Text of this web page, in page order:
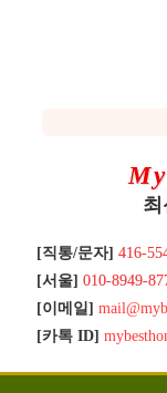
최
[직통/문자] 416-
[서울] 010-8949-
[이메일]
[카톡 ID]